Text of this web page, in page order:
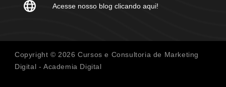
Acesse nosso blog clicando aqui!
Copyright © 2026 Cursos e Consultoria de Marketing
Digital - Academia Digital